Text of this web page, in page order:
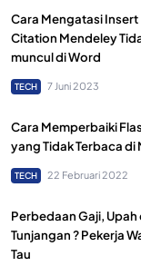
Cara Mengatasi Insert
Citation Mendeley
muncul di Word
TECH 7 Juni 2023
Cara Memperbaiki
yang Tidak Terbaca di
TECH 22 Februari 2022
Perbedaan Gaji, Upah
Tunjangan ? Pekerja
Tau